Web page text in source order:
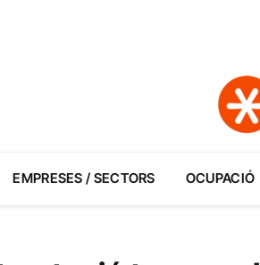
EMPRESES / SECTORS OCUPACIÓ